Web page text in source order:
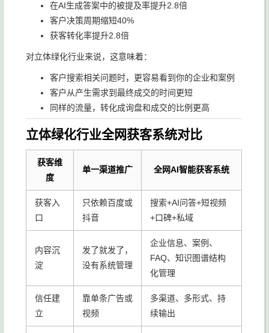
在AI生成答案中的被提及率提升2.8倍
客户决策周期缩短40%
获客转化率提升2.8倍
对立体绿化行业来说，这意味着：
客户搜索相关问题时，更容易看到你的企业和案例
客户从产生需求到最终成交的时间更短
同样的流量，转化成询盘和成交的比例更高
立体绿化行业全网获客系统对比
获客维
度
单一渠道推广 全网AI智能获客系统
获客入
口
只依赖百度或
抖音
搜索+AI问答+短视频
+口碑+私域
内容沉
淀
发了就发了，
没有系统管理
企业信息、案例、
FAQ、知识图谱结构
化管理
信任建
立
靠单条广告或
视频
多渠道、多形式、持
续输出